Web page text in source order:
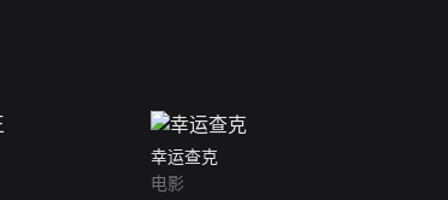
幸运查克
电影